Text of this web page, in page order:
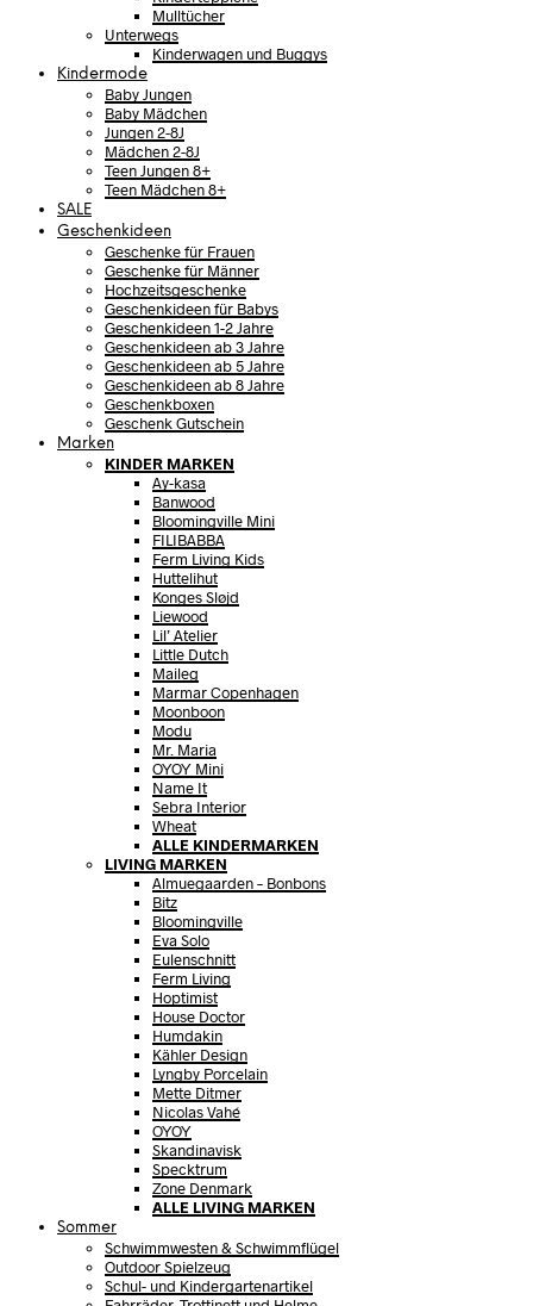
Mulltücher
Unterwegs
Kinderwagen und Buggys
Kindermode
Baby Jungen
Baby Mädchen
Jungen 2-8J
Mädchen 2-8J
Teen Jungen 8+
Teen Mädchen 8+
SALE
Geschenkideen
Geschenke für Frauen
Geschenke für Männer
Hochzeitsgeschenke
Geschenkideen für Babys
Geschenkideen 1-2 Jahre
Geschenkideen ab 3 Jahre
Geschenkideen ab 5 Jahre
Geschenkideen ab 8 Jahre
Geschenkboxen
Geschenk Gutschein
Marken
KINDER MARKEN
Ay-kasa
Banwood
Bloomingville Mini
FILIBABBA
Ferm Living Kids
Huttelihut
Konges Sløjd
Liewood
Lil’ Atelier
Little Dutch
Maileg
Marmar Copenhagen
Moonboon
Modu
Mr. Maria
OYOY Mini
Name It
Sebra Interior
Wheat
ALLE KINDERMARKEN
LIVING MARKEN
Almuegaarden – Bonbons
Bitz
Bloomingville
Eva Solo
Eulenschnitt
Ferm Living
Hoptimist
House Doctor
Humdakin
Kähler Design
Lyngby Porcelain
Mette Ditmer
Nicolas Vahé
OYOY
Skandinavisk
Specktrum
Zone Denmark
ALLE LIVING MARKEN
Sommer
Schwimmwesten & Schwimmflügel
Outdoor Spielzeug
Schul- und Kindergartenartikel